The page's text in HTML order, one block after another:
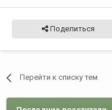
Поделиться
Перейти к списку тем